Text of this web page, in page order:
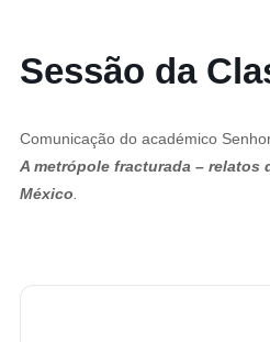
Sessão da
Comunicação do académico
A metrópole fracturada – relatos
México